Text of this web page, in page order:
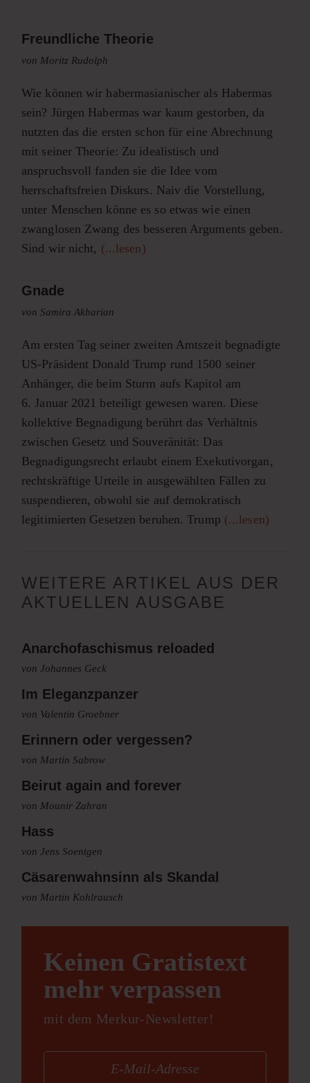
Freundliche Theorie
von Moritz Rudolph
Wie können wir habermasianischer als Habermas
sein? Jürgen Habermas war kaum gestorben, da
nutzten das die ersten schon für eine Abrechnung
mit seiner Theorie: Zu idealistisch und
anspruchsvoll fanden sie die Idee vom
herrschaftsfreien Diskurs. Naiv die Vorstellung,
unter Menschen könne es so etwas wie einen
zwanglosen Zwang des besseren Arguments geben.
Sind wir nicht, (...lesen)
Gnade
von Samira Akbarian
Am ersten Tag seiner zweiten Amtszeit begnadigte
US-Präsident Donald Trump rund 1500 seiner
Anhänger, die beim Sturm aufs Kapitol am
6. Januar 2021 beteiligt gewesen waren. Diese
kollektive Begnadigung berührt das Verhältnis
zwischen Gesetz und Souveränität: Das
Begnadigungsrecht erlaubt einem Exekutivorgan,
rechtskräftige Urteile in ausgewählten Fällen zu
suspendieren, obwohl sie auf demokratisch
legitimierten Gesetzen beruhen. Trump (...lesen)
WEITERE ARTIKEL AUS DER
AKTUELLEN AUSGABE
Anarchofaschismus reloaded
von Johannes Geck
Im Eleganzpanzer
von Valentin Groebner
Erinnern oder vergessen?
von Martin Sabrow
Beirut again and forever
von Mounir Zahran
Hass
von Jens Soentgen
Cäsarenwahnsinn als Skandal
von Martin Kohlrausch
Keinen Gratistext
mehr verpassen
mit dem Merkur-Newsletter!